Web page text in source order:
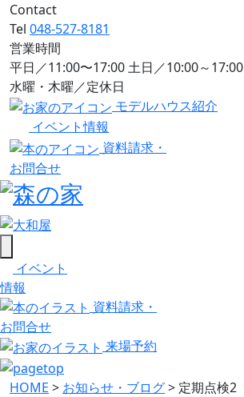
Contact
Tel 048-527-8181
営業時間
平日／11:00〜17:00 土日／10:00～17:00
水曜・木曜／定休日
モデルハウス紹介
イベント情報
資料請求・
お問合せ
イベント
情報
資料請求・
お問合せ
来場予約
HOME > お知らせ・ブログ> 定期点検2